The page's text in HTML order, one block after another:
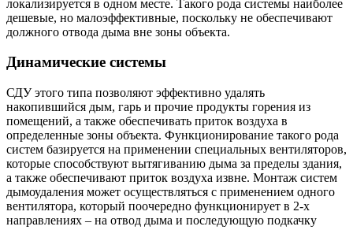
локализируется в одном месте. Такого рода системы наиболее
дешевые, но малоэффективные, поскольку не обеспечивают
должного отвода дыма вне зоны объекта.
Динамические системы
СДУ этого типа позволяют эффективно удалять
накопившийся дым, гарь и прочие продукты горения из
помещений, а также обеспечивать приток воздуха в
определенные зоны объекта. Функционирование такого рода
систем базируется на применении специальных вентиляторов,
которые способствуют вытягиванию дыма за пределы здания,
а также обеспечивают приток воздуха извне. Монтаж систем
дымоудаления может осуществляться с применением одного
вентилятора, который поочередно функционирует в 2-х
направлениях – на отвод дыма и последующую подкачку